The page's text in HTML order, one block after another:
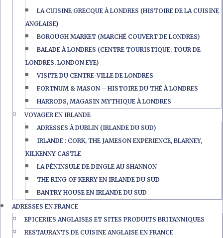
LA CUISINE GRECQUE À LONDRES (HISTOIRE DE LA CUISINE
ANGLAISE)
BOROUGH MARKET (MARCHÉ COUVERT DE LONDRES)
BALADE À LONDRES (CENTRE TOURISTIQUE, TOUR DE
LONDRES, LONDON EYE)
VISITE DU CENTRE-VILLE DE LONDRES
FORTNUM & MASON – HISTOIRE DU THÉ À LONDRES
HARRODS, MAGASIN MYTHIQUE À LONDRES
VOYAGER EN IRLANDE
ADRESSES À DUBLIN (IRLANDE DU SUD)
IRLANDE : CORK, THE JAMESON EXPERIENCE, BLARNEY,
KILKENNY CASTLE
LA PÉNINSULE DE DINGLE AU SHANNON
THE RING OF KERRY EN IRLANDE DU SUD
BANTRY HOUSE EN IRLANDE DU SUD
ADRESSES EN FRANCE
EPICERIES ANGLAISES ET SITES PRODUITS BRITANNIQUES
RESTAURANTS DE CUISINE ANGLAISE EN FRANCE